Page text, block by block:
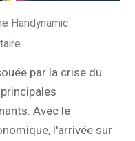
Handynamic
par la crise du
Avec le
l'arrivée sur